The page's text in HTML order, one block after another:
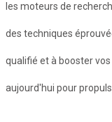
les moteurs de
des techniques
qualifié et à booster
aujourd'hui pour